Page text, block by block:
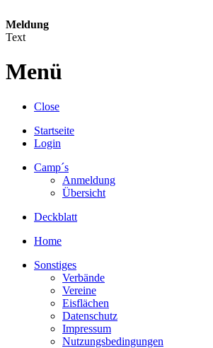
Meldung
Text
Menü
Close
Startseite
Login
Camp´s
Anmeldung
Übersicht
Deckblatt
Home
Sonstiges
Verbände
Vereine
Eisflächen
Datenschutz
Impressum
Nutzungsbedingungen